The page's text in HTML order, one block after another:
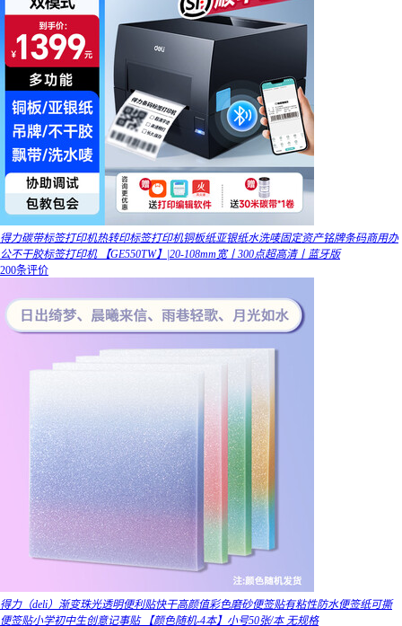
得力碳带标签打印机热转印标签打印机铜板纸亚银纸水洗唛固定资产铭牌条码商用办
公不干胶标签打印机 【GE550TW】|20-108mm宽丨300点超高清丨蓝牙版
200条评价
得力（deli）渐变珠光透明便利贴快干高颜值彩色磨砂便签贴有粘性防水便签纸可撕
便签贴小学初中生创意记事贴 【颜色随机-4本】小号50张/本 无规格